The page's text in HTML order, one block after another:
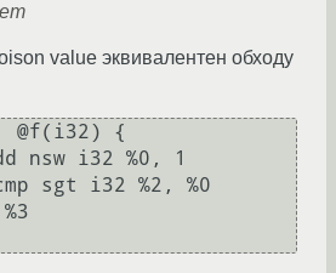
value эквивалентен обходу
@f(i32) {